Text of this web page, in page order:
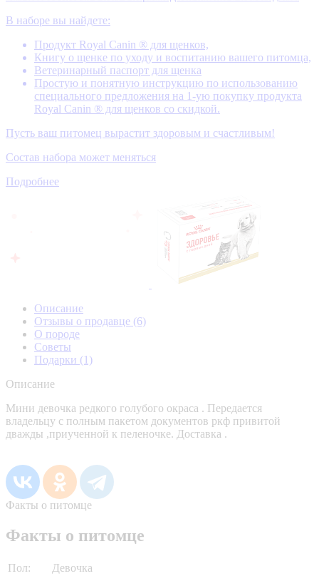
В наборе вы найдете:
Продукт Royal Canin ® для щенков,
Книгу о щенке по уходу и воспитанию вашего питомца,
Ветеринарный паспорт для щенка
Простую и понятную инструкцию по использованию
специального предложения на 1-ую покупку продукта
Royal Canin ® для щенков со скидкой.
Пусть ваш питомец вырастит здоровым и счастливым!
Состав набора может меняться
Подробнее
Описание
Отзывы о продавце (6)
О породе
Советы
Подарки (1)
Описание
Мини девочка редкого голубого окраса . Передается
владельцу с полным пакетом документов ркф привитой
дважды ,приученной к пеленочке. Доставка .
Факты о питомце
Факты о питомце
Пол:
Девочка